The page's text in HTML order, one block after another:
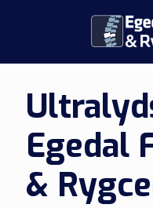
Egedal
&